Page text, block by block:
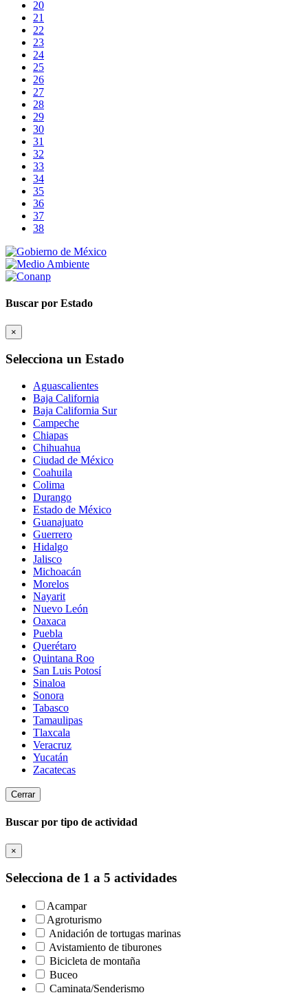
20
21
22
23
24
25
26
27
28
29
30
31
32
33
34
35
36
37
38
Buscar por Estado
×
Selecciona un Estado
Aguascalientes
Baja California
Baja California Sur
Campeche
Chiapas
Chihuahua
Ciudad de México
Coahuila
Colima
Durango
Estado de México
Guanajuato
Guerrero
Hidalgo
Jalisco
Michoacán
Morelos
Nayarit
Nuevo León
Oaxaca
Puebla
Querétaro
Quintana Roo
San Luis Potosí
Sinaloa
Sonora
Tabasco
Tamaulipas
Tlaxcala
Veracruz
Yucatán
Zacatecas
Cerrar
Buscar por tipo de actividad
×
Selecciona de 1 a 5 actividades
Acampar
Agroturismo
Anidación de tortugas marinas
Avistamiento de tiburones
Bicicleta de montaña
Buceo
Caminata/Senderismo